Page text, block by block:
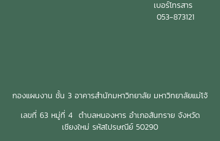
เบอร์โทรสาร
053-873121
กองแผนงาน ชั้น 3 อาคารสำนักมหาวิทยาลัย มหาวิทยาลัยแม่โจ้
เลขที่ 63 หมู่ที่ 4 ตำบลหนองหาร อำเภอสันทราย จังหวัด
เชียงใหม่ รหัสไปรษณีย์ 50290